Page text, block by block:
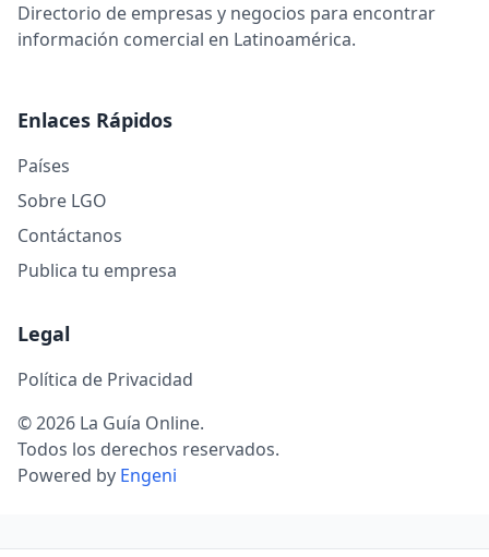
Directorio de empresas y negocios para encontrar
información comercial en Latinoamérica.
Enlaces Rápidos
Países
Sobre LGO
Contáctanos
Publica tu empresa
Legal
Política de Privacidad
© 2026 La Guía Online.
Todos los derechos reservados.
Powered by Engeni